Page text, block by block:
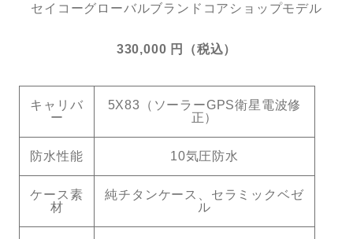
セイコーグローバルブランドコアショップモデル
330,000 円（税込）
キャリバ
ー
5X83（ソーラーGPS衛星電波修
正）
防水性能 10気圧防水
ケース素
材
純チタンケース、セラミックベゼ
ル